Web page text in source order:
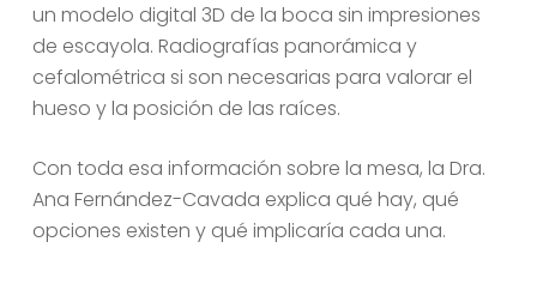
un modelo digital 3D de la boca sin impresiones
de escayola. Radiografías panorámica y
cefalométrica si son necesarias para valorar el
hueso y la posición de las raíces.
Con toda esa información sobre la mesa, la Dra.
Ana Fernández-Cavada explica qué hay, qué
opciones existen y qué implicaría cada una.